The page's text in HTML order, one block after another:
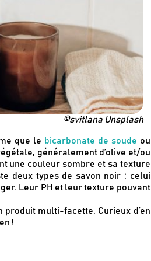
©svitlana Unsplash
que le bicarbonate de soude ou
généralement d’olive et/ou
une couleur sombre et sa texture
deux types de savon noir : celui
Leur PH et leur texture pouvant
produit multi-facette. Curieux d’en
!